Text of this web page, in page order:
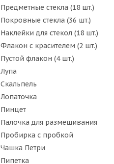
Предметные стекла (18 шт.)
Покровные стекла (36 шт.)
Наклейки для стекол (18 шт.)
Флакон с красителем (2 шт.)
Пустой флакон (4 шт.)
Лупа
Скальпель
Лопаточка
Пинцет
Палочка для размешивания
Пробирка с пробкой
Чашка Петри
Пипетка